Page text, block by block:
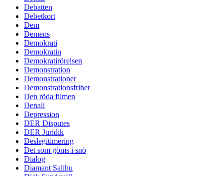
Debatten
Debetkort
Dem
Demens
Demokrati
Demokratin
Demokratirörelsen
Demonstration
Demonstrationer
Demonstrationsfrihet
Den röda filmen
Denali
Depression
DER Disputes
DER Juridik
Deslegitimering
Det som göms i snö
Dialog
Diamant Salihu